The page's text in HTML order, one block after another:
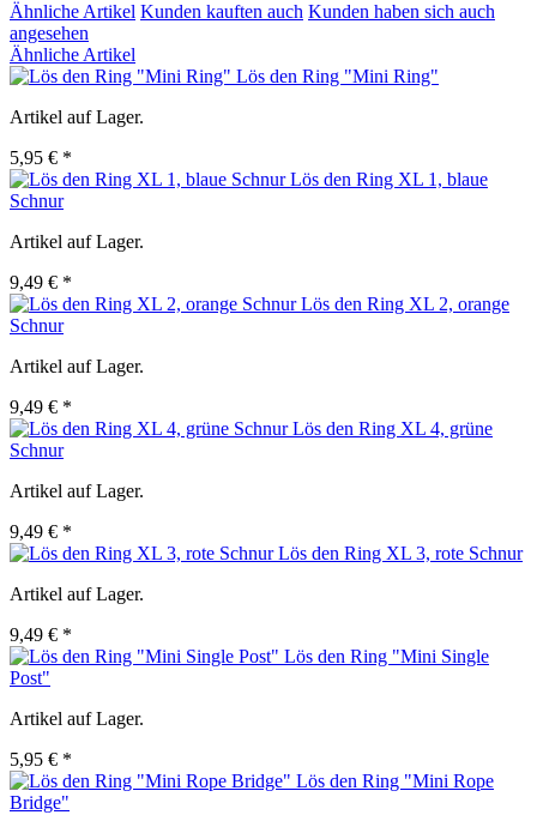
Ähnliche Artikel Kunden kauften auch Kunden haben sich auch
angesehen
Ähnliche Artikel
Lös den Ring "Mini Ring"
Artikel auf Lager.
5,95 € *
Lös den Ring XL 1, blaue
Schnur
Artikel auf Lager.
9,49 € *
Lös den Ring XL 2, orange
Schnur
Artikel auf Lager.
9,49 € *
Lös den Ring XL 4, grüne
Schnur
Artikel auf Lager.
9,49 € *
Lös den Ring XL 3, rote Schnur
Artikel auf Lager.
9,49 € *
Lös den Ring "Mini Single
Post"
Artikel auf Lager.
5,95 € *
Lös den Ring "Mini Rope
Bridge"